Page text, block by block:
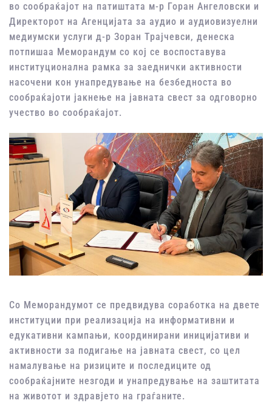
во сообраќајот на патиштата м-р Горан Ангеловски и
Директорот на Агенцијата за аудио и аудиовизуелни
медиумски услуги д-р Зоран Трајчевси, денеска
потпишаа Меморандум со кој се воспоставува
институционална рамка за заеднички активности
насочени кон унапредување на безбедноста во
сообраќајоти јакнење на јавната свест за одговорно
учество во сообраќајот.
Со Меморандумот се предвидува соработка на двете
институции при реализација на информативни и
едукативни кампањи, координирани иницијативи и
активности за подигање на јавната свест, со цел
намалување на ризиците и последиците од
сообраќајните незгоди и унапредување на заштитата
на животот и здравјето на граѓаните.